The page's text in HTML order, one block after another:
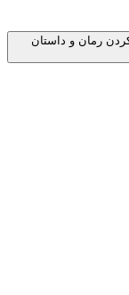
کردن رمان و داستان